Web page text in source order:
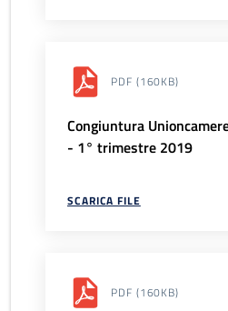
PDF (160KB)
Congiuntura
- 1° trimestre 2019
SCARICA FILE
PDF (160KB)